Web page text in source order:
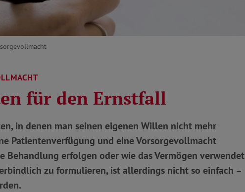
für den Ernstfall
in denen man seinen eigenen Willen nicht mehr
Patientenverfügung und eine Vorsorgevollmacht
Behandlung erfolgen oder wie das Vermögen verwendet
zu formulieren, ist allerdings nicht so einfach –